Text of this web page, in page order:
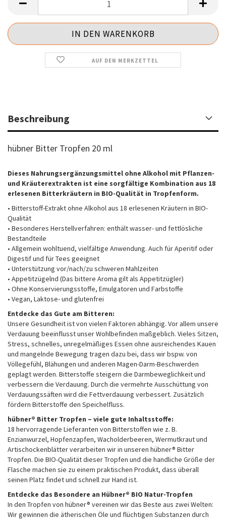
AUF DEN MERKZETTEL
Beschreibung
hübner Bitter Tropfen 20 ml
Dieses Nahrungsergänzungsmittel ohne Alkohol mit Pflanzen-
und Kräuterextrakten ist eine sorgfältige Kombination aus 18
erlesenen Bitterkräutern in BIO-Qualität in Tropfenform.
• Bitterstoff-Extrakt ohne Alkohol aus 18 erlesenen Kräutern in BIO-
Qualität
• Besonderes Herstellverfahren: enthält wasser- und fettlösliche
Bestandteile
• Allgemein wohltuend, vielfältige Anwendung. Auch für Aperitif oder
Digestif und für Tees geeignet
• Unterstützung vor/nach/zu schweren Mahlzeiten
• Appetitzügelnd (Das bittere Aroma gilt als Appetitzügler)
• Ohne Konservierungsstoffe, Emulgatoren und Farbstoffe
• Vegan, Laktose- und glutenfrei
Entdecke das Gute am Bitteren:
Unsere Gesundheit ist von vielen Faktoren abhängig. Vor allem unsere
Verdauung beeinflusst unser Wohlbefinden maßgeblich. Vieles Sitzen,
Stress, schnelles, unregelmäßiges Essen ohne ausreichendes Kauen
und mangelnde Bewegung tragen dazu bei, dass wir bspw. von
Völlegefühl, Blähungen und anderen Magen-Darm-Beschwerden
geplagt werden. Bitterstoffe steigern die Darmbeweglichkeit und
verbessern die Verdauung. Durch die vermehrte Ausschüttung von
Verdauungssäften wird die Fettverdauung verbessert. Zusätzlich
fördern Bitterstoffe den Speichelfluss.
hübner® Bitter Tropfen – viele gute Inhaltsstoffe:
18 hervorragende Lieferanten von Bitterstoffen wie z. B.
Enzianwurzel, Hopfenzapfen, Wacholderbeeren, Wermutkraut und
Artischockenblätter verarbeiten wir in unseren hübner® Bitter
Tropfen. Die BIO-Qualität dieser Tropfen und die handliche Größe der
Flasche machen sie zu einem praktischen Produkt, dass überall
seinen Platz findet und schnell zur Hand ist.
Entdecke das Besondere an Hübner® BIO Natur-Tropfen
In den Tropfen von hübner® vereinen wir das Beste aus zwei Welten:
Wir gewinnen die ätherischen Öle und flüchtigen Substanzen durch